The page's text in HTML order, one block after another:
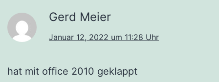
Gerd Meier
Januar 12, 2022 um 11:28 Uhr
hat mit office 2010 geklappt